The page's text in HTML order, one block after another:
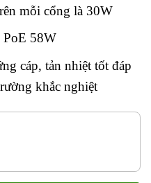
mỗi cổng là 30W
PoE 58W
cáp, tản nhiệt tốt đáp
khắc nghiệt